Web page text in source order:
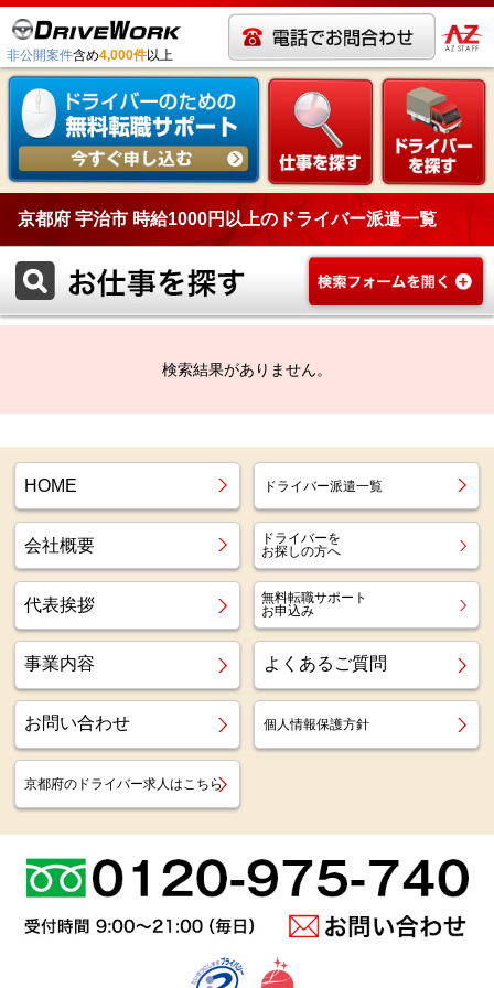
非公開案件含め4,000件以上
京都府 宇治市 時給1000円以上のドライバー派遣一覧
検索結果がありません。
HOME ドライバー派遣一覧
会社概要
ドライバーを
お探しの方へ
代表挨拶
無料転職サポート
お申込み
事業内容 よくあるご質問
お問い合わせ 個人情報保護方針
京都府のドライバー求人はこちら